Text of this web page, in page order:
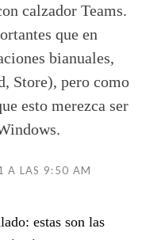
calzador Teams.
que en
bianuales,
Store), pero como
esto merezca ser
A LAS 9:50 AM
estas son las